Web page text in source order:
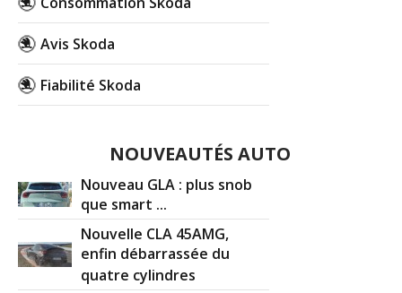
Avis Skoda
Fiabilité Skoda
NOUVEAUTÉS AUTO
Nouveau GLA : plus snob
que smart ...
Nouvelle CLA 45AMG,
enfin débarrassée du
quatre cylindres